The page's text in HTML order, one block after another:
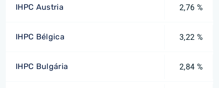
IHPC Austria 2,76 %
IHPC Bélgica 3,22 %
IHPC Bulgária 2,84 %